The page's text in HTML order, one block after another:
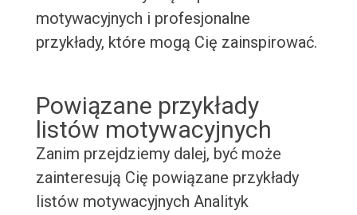
motywacyjnych i profesjonalne
przykłady, które mogą Cię zainspirować.
Powiązane przykłady
listów motywacyjnych
Zanim przejdziemy dalej, być może
zainteresują Cię powiązane przykłady
listów motywacyjnych Analityk